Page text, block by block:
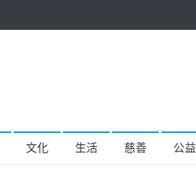
文化 生活 慈善 公益